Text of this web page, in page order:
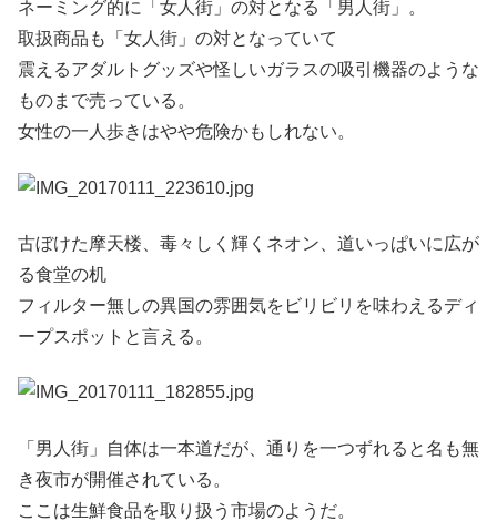
ネーミング的に「女人街」の対となる「男人街」。
取扱商品も「女人街」の対となっていて
震えるアダルトグッズや怪しいガラスの吸引機器のような
ものまで売っている。
女性の一人歩きはやや危険かもしれない。
古ぼけた摩天楼、毒々しく輝くネオン、道いっぱいに広が
る食堂の机
フィルター無しの異国の雰囲気をビリビリを味わえるディ
ープスポットと言える。
「男人街」自体は一本道だが、通りを一つずれると名も無
き夜市が開催されている。
ここは生鮮食品を取り扱う市場のようだ。